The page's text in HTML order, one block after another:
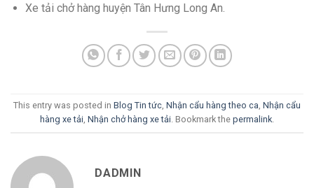
Xe tải chở hàng huyện Tân Hưng Long An.
This entry was posted in Blog Tin tức, Nhận cẩu hàng theo ca, Nhận cẩu
hàng xe tải, Nhận chở hàng xe tải. Bookmark the permalink.
DADMIN